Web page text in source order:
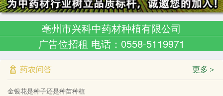
亳州市兴科中药材种植有限公司
广告位招租 电话：0558-5119971
药农问答 更多＞
金银花是种子还是种苗种植